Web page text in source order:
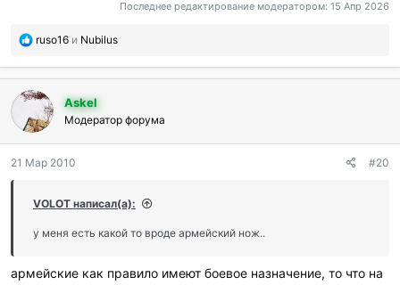
Последнее редактирование модератором: 15 Апр 2026
П
б
а
г
о
а
и
и
ruso16 и Nubilus
Askel
Модератор форума
21 Мар 2010 #20
VOLOT написал(а):
у меня есть какой то вроде армейский нож..
армейские как правило имеют боевое назначение, то что на